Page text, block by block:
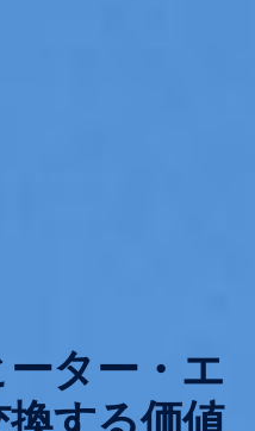
ター・エ
する価値